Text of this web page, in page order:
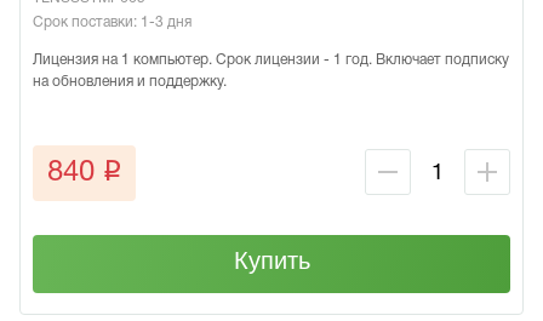
Срок поставки: 1-3 дня
Лицензия на 1 компьютер. Срок лицензии - 1 год. Включает подписку
на обновления и поддержку.
840 q
Купить